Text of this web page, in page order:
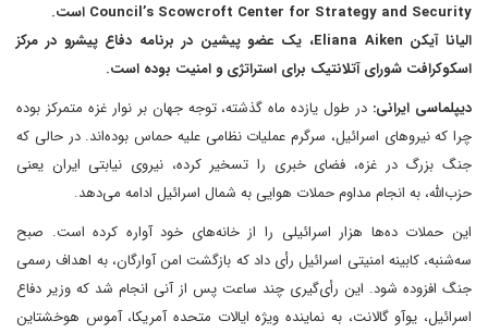
Council’s Scowcroft Center for Strategy and Security است.
الیانا آیکن Eliana Aiken، یک عضو پیشین در برنامه دفاع پیشرو در مرکز
اسکوکرافت شورای آتلانتیک برای استراتژی و امنیت بوده است.
دیپلماسی ایرانی: در طول یازده ماه گذشته، توجه جهان بر نوار غزه متمرکز بوده
چرا که نیروهای اسرائیل، سرگرم عملیات نظامی علیه حماس بوده‌اند. در حالی که
جنگ بزرگ در غزه، فضای خبری را تسخیر کرده، نیروی نیابتی ایران یعنی
حزب‌الله، به انجام مداوم حملات هوایی به شمال اسرائیل ادامه می‌دهد.
این حملات ده‌ها هزار اسرائیلی را از خانه‌های خود آواره کرده است. صبح
سه‌شنبه، کابینه امنیتی اسرائیل رأی داد که بازگشت امن آوارگان، به اهداف رسمی
جنگ افزوده شود. این رأی‌گیری چند ساعت پس از آنی انجام شد که وزیر دفاع
اسرائیل، یوآو گالانت، به نماینده ویژه ایالات متحده آمریکا، آموس هوخشتاین